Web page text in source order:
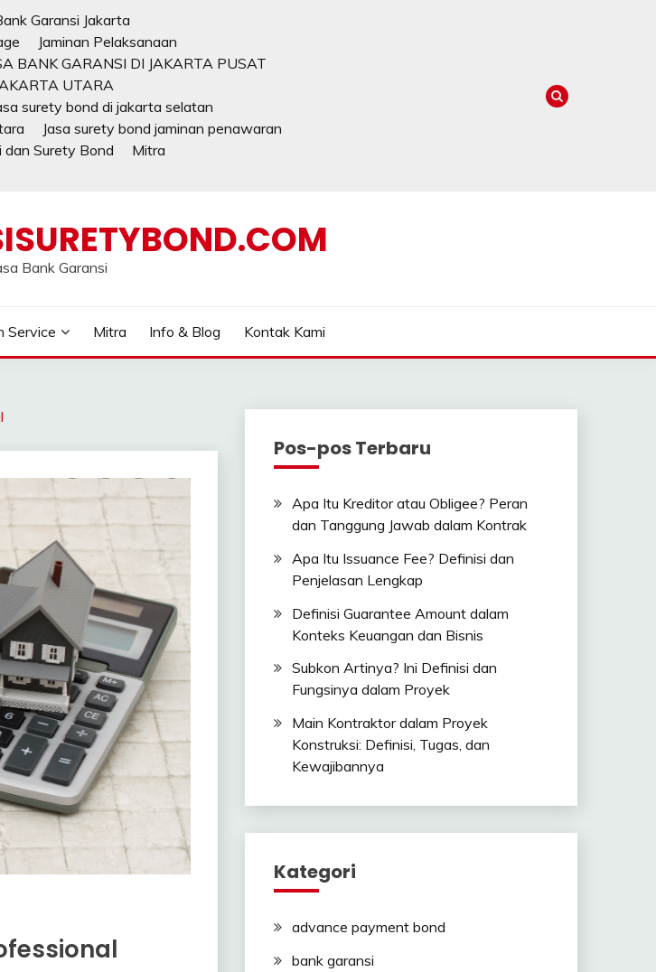
Garansi Jakarta
Jaminan Pelaksanaan
BANK GARANSI DI JAKARTA PUSAT
UTARA
surety bond di jakarta selatan
Jasa surety bond jaminan penawaran
dan Surety Bond
Mitra
Bank Garansi
Service Mitra Info & Blog Kontak Kami
Pos-pos Terbaru
Apa Itu Kreditor atau Obligee? Peran
dan Tanggung Jawab dalam Kontrak
Apa Itu Issuance Fee? Definisi dan
Penjelasan Lengkap
Definisi Guarantee Amount dalam
Konteks Keuangan dan Bisnis
Subkon Artinya? Ini Definisi dan
Fungsinya dalam Proyek
Main Kontraktor dalam Proyek
Konstruksi: Definisi, Tugas, dan
Kewajibannya
Kategori
advance payment bond
bank garansi